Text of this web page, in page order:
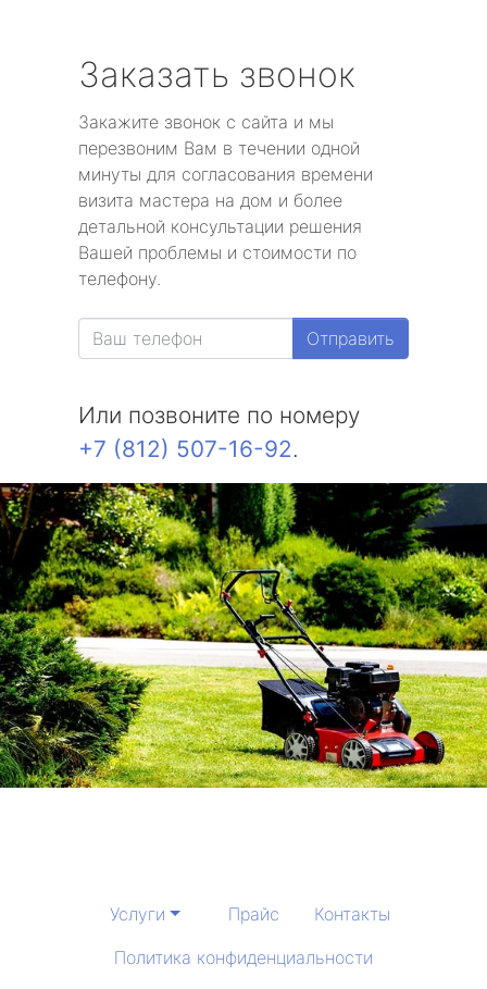
Заказать звонок
Закажите звонок с сайта и мы
перезвоним Вам в течении одной
минуты для согласования времени
визита мастера на дом и более
детальной консультации решения
Вашей проблемы и стоимости по
телефону.
Отправить
Или позвоните по номеру
+7 (812) 507-16-92.
Услуги Прайс
Контакты
Политика конфиденциальности